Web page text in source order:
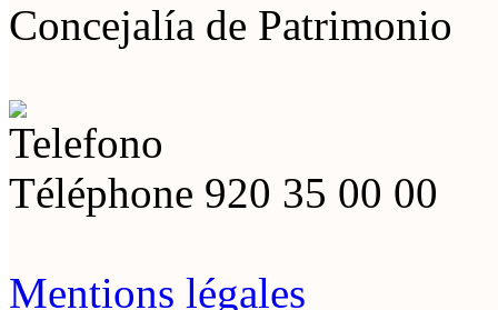
Concejalía de Patrimonio
Téléphone 920 35 00 00
Mentions légales